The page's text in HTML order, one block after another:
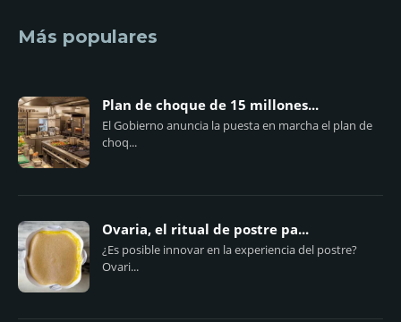
Más populares
Plan de choque de 15 millones...
El Gobierno anuncia la puesta en marcha el plan de
choq...
Ovaria, el ritual de postre pa...
¿Es posible innovar en la experiencia del postre?
Ovari...